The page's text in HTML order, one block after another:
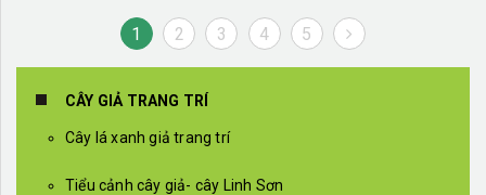
1 2 3 4 5
CÂY GIẢ TRANG TRÍ
Cây lá xanh giả trang trí
Tiểu cảnh cây giả- cây Linh Sơn